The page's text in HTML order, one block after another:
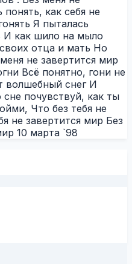
как себя не
Я пыталась
И как шило на мыло
отца и мать Но
не завертится мир
Всё понятно, гони не
волшебный снег И
почувствуй, как ты
Что без тебя не
не завертится мир Без
10 марта `98